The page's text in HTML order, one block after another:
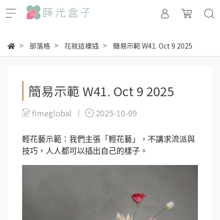
部落格 花就這樣插 簡易示範 W41. Oct 9 2025
簡易示範 W41. Oct 9 2025
fimeglobal 2025-10-09
輕花藝示範：我們主張「輕花藝」，不講求流派與
技巧，人人都可以插出自己的樣子。